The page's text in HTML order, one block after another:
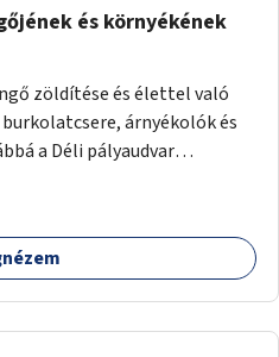
és környékének
zöldítése és élettel való
árnyékolók és
a Déli pályaudvar